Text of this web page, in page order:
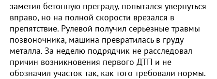
заметил бетонную преграду, попытался увернуться
вправо, но на полной скорости врезался в
препятствие. Рулевой получил серьёзные травмы
позвоночника, машина превратилась в груду
металла. За неделю подрядчик не расследовал
причин возникновения первого ДТП и не
обозначил участок так, как того требовали нормы.